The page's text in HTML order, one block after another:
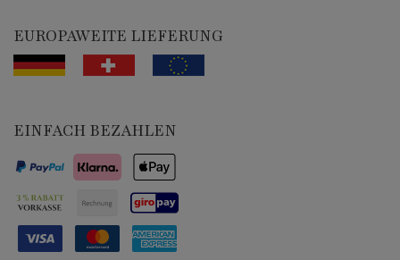
EUROPAWEITE LIEFERUNG
EINFACH BEZAHLEN